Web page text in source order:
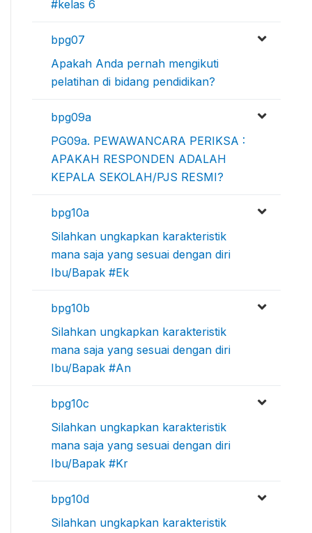
#kelas 6
bpg07
Apakah Anda pernah mengikuti
pelatihan di bidang pendidikan?
bpg09a
PG09a. PEWAWANCARA PERIKSA :
APAKAH RESPONDEN ADALAH
KEPALA SEKOLAH/PJS RESMI?
bpg10a
Silahkan ungkapkan karakteristik
mana saja yang sesuai dengan diri
Ibu/Bapak #Ek
bpg10b
Silahkan ungkapkan karakteristik
mana saja yang sesuai dengan diri
Ibu/Bapak #An
bpg10c
Silahkan ungkapkan karakteristik
mana saja yang sesuai dengan diri
Ibu/Bapak #Kr
bpg10d
Silahkan ungkapkan karakteristik